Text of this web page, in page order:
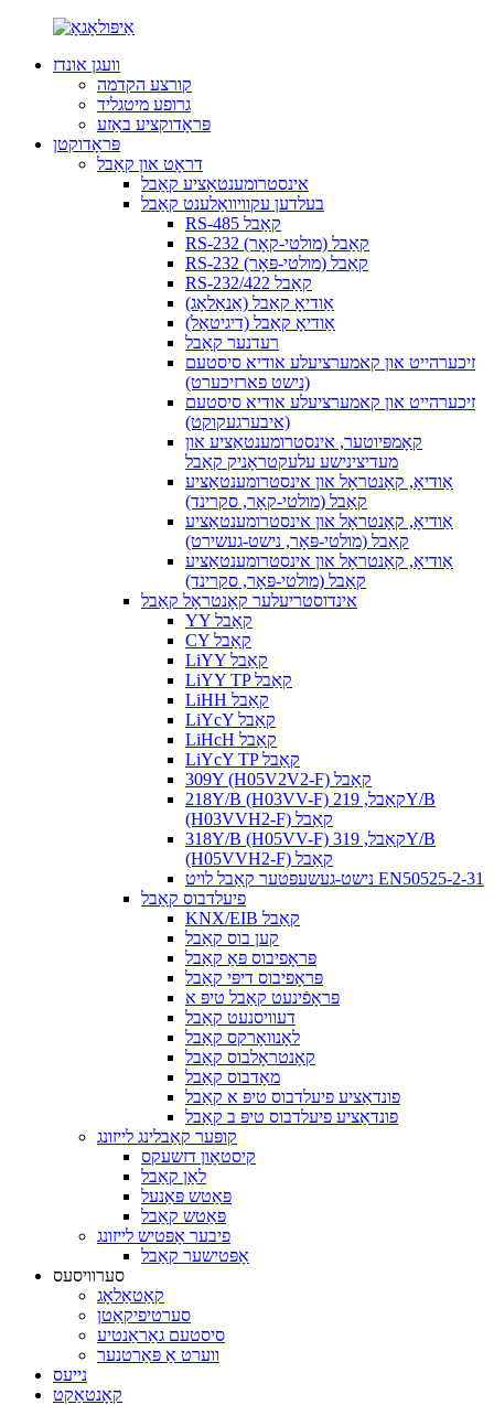
וועגן אונדז
קורצע הקדמה
גרופע מיטגליד
פּראָדוקציע באַזע
פּראָדוקטן
דראָט און קאַבל
אינסטרומענטאַציע קאַבל
בעלדען עקוויוואַלענט קאַבל
RS-485 קאַבל
RS-232 קאַבל (מולטי-קאָר)
RS-232 קאַבל (מולטי-פּאָר)
RS-232/422 קאַבל
אַודיאָ קאַבל (אַנאַלאָג)
אַודיאָ קאַבל (דיגיטאַל)
רעדנער קאַבל
זיכערהייט און קאמערציעלע אודיא סיסטעם
(נישט פארזיכערט)
זיכערהייט און קאמערציעלע אודיא סיסטעם
(איבערגעקוקט)
קאָמפּיוטער, אינסטרומענטאַציע און
מעדיצינישע עלעקטראָניק קאַבל
אַודיאָ, קאָנטראָל און אינסטרומענטאַציע
קאַבל (מולטי-קאָר, סקרינד)
אַודיאָ, קאָנטראָל און אינסטרומענטאַציע
קאַבל (מולטי-פּאָר, נישט-געשירט)
אַודיאָ, קאָנטראָל און אינסטרומענטאַציע
קאַבל (מולטי-פּאָר, סקרינד)
אינדוסטריעלער קאָנטראָל קאַבל
YY קאַבל
CY קאַבל
LiYY קאַבל
LiYY TP קאַבל
LiHH קאַבל
LiYcY קאַבל
LiHcH קאַבל
LiYcY TP קאַבל
309Y (H05V2V2-F) קאַבל
218Y/B (H03VV-F) קאַבל, 219Y/B
(H03VVH2-F) קאַבל
318Y/B (H05VV-F) קאַבל, 319Y/B
(H05VVH2-F) קאַבל
נישט-געשעפּטער קאַבל לויט EN50525-2-31
פיעלדבוס קאַבל
KNX/EIB קאַבל
קען בוס קאַבל
פּראָפיבוס פּאַ קאַבל
פּראָפיבוס דיפּי קאַבל
פּראָפֿינעט קאַבל טיפּ א
דעוויסנעט קאַבל
לאָנוואָרקס קאַבל
קאָנטראָלבוס קאַבל
מאָדבוס קאַבל
פונדאַציע פיעלדבוס טיפּ א קאַבל
פונדאַציע פיעלדבוס טיפּ ב קאַבל
קופּער קאַבלינג לייזונג
קיסטאָון דזשעקס
לאַן קאַבל
פּאַטש פּאַנעל
פּאַטש קאַבל
פיבער אָפּטיש לייזונג
אָפּטישער קאַבל
סערוויסעס
קאַטאַלאָג
סערטיפיקאַטן
סיסטעם גאַראַנטיע
ווערט אַ פּאַרטנער
נייעס
קאָנטאַקט